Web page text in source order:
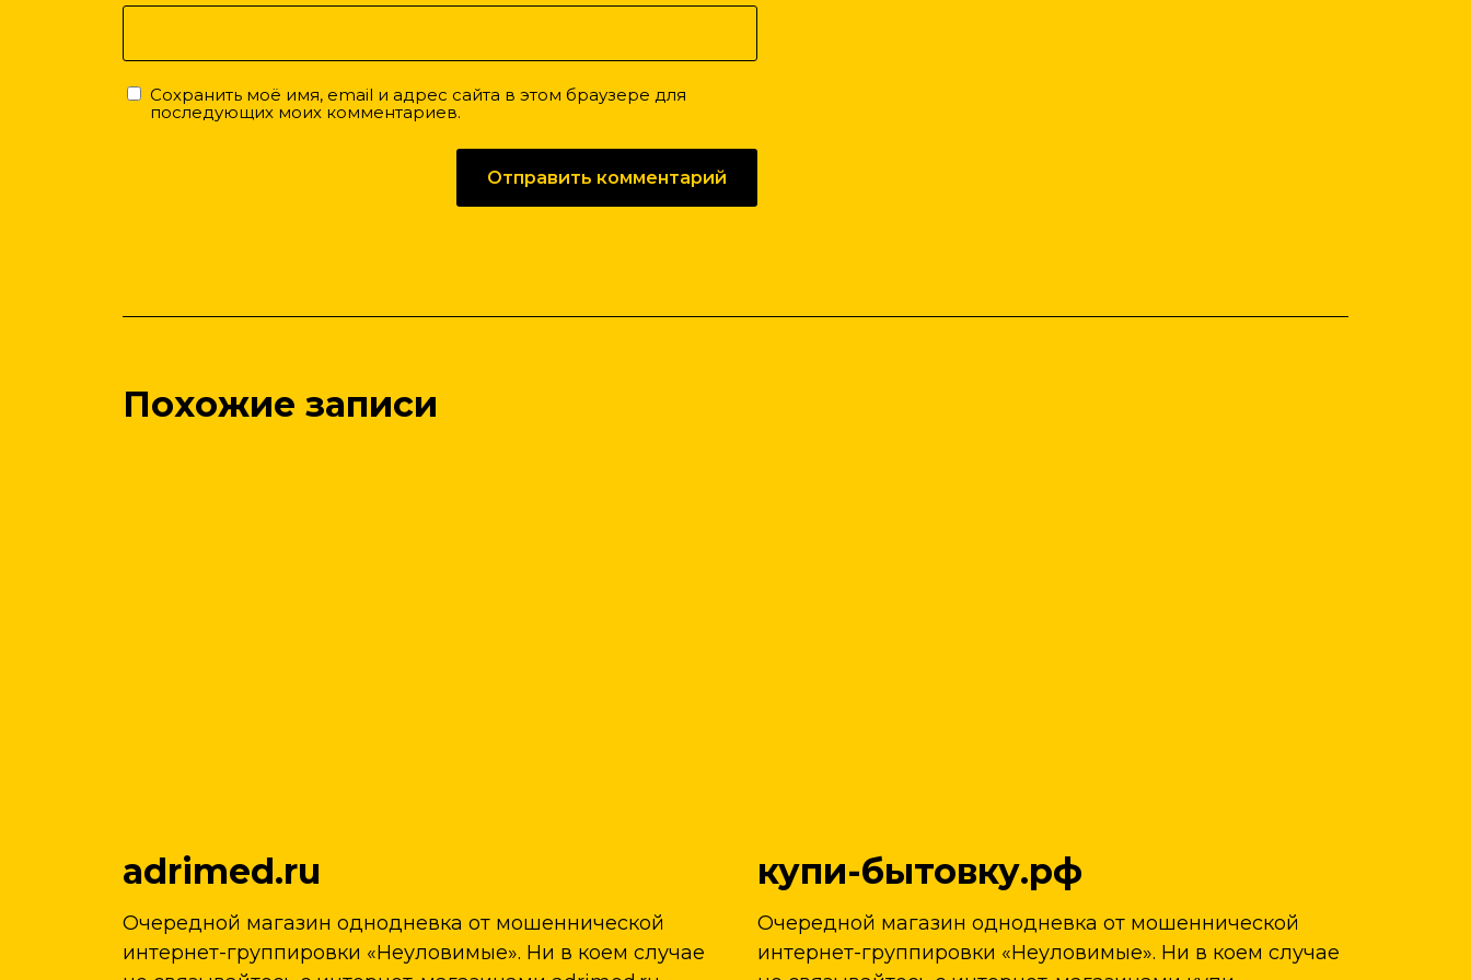
Сохранить моё имя, email и адрес сайта в этом браузере для
последующих моих комментариев.
Похожие записи
adrimed.ru
Очередной магазин однодневка от мошеннической
интернет-группировки «Неуловимые». Ни в коем случае
купи-бытовку.рф
Очередной магазин однодневка от мошеннической
интернет-группировки «Неуловимые». Ни в коем случае